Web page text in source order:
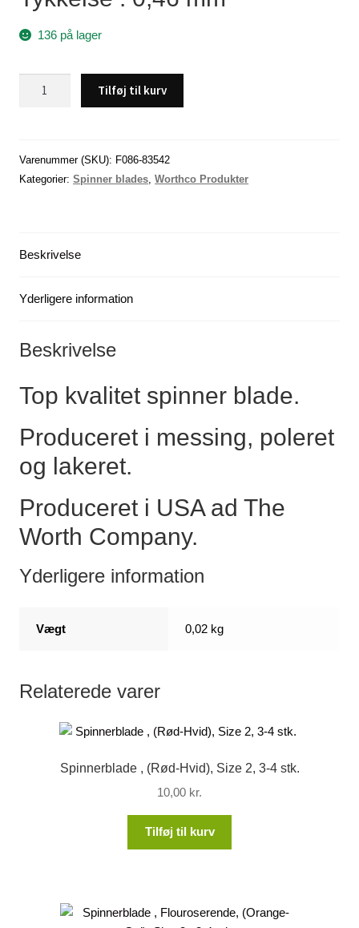
136 på lager
2,
lakeret
stk.
antal
Tilføj til kurv
Varenummer (SKU): F086-83542
Kategorier:Spinner blades ,Worthco Produkter
Beskrivelse
Yderligere information
Beskrivelse
Top kvalitet spinner blade.
Produceret i messing, poleret
og lakeret.
Produceret i USA ad The
Worth Company.
Yderligere information
Vægt 0,02 kg
Relaterede varer
Spinnerblade , (Rød-Hvid), Size 2, 3-4 stk.
10,00 kr.
Tilføj til kurv